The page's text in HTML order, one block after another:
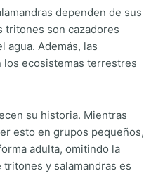
dependen de sus
tritones son cazadores
agua. Además, las
los ecosistemas terrestres
su historia. Mientras
esto en grupos pequeños,
adulta, omitindo la
y salamandras es